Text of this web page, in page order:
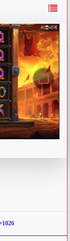
목록
1026회 연결